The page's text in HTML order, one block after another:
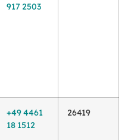
917 2503
+49 4461
18 1512
26419